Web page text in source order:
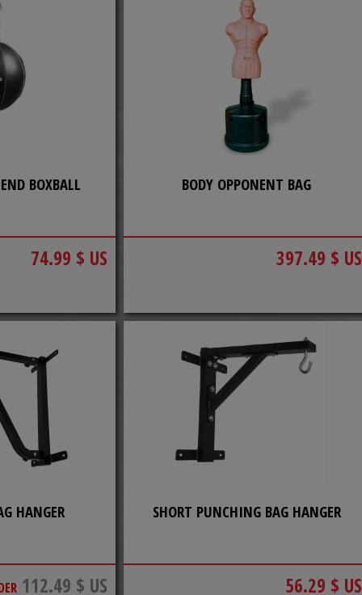
BOXBALL
74.99 $ US
BODY OPPONENT BAG
397.49 $ US
HANGER
112.49 $ US
SHORT PUNCHING BAG HANGER
56.29 $ US